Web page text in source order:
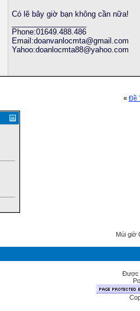
Có lẽ bây giờ bạn không cần nữa!
Phone:01649.488.486
Email:doanvanlocmta@gmail.com
Yahoo:doanlocmta88@yahoo.com
« Ðề
Múi giờ
Được